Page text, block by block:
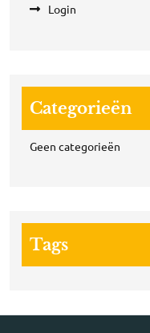
Login
Categorieën
Geen categorieën
Tags